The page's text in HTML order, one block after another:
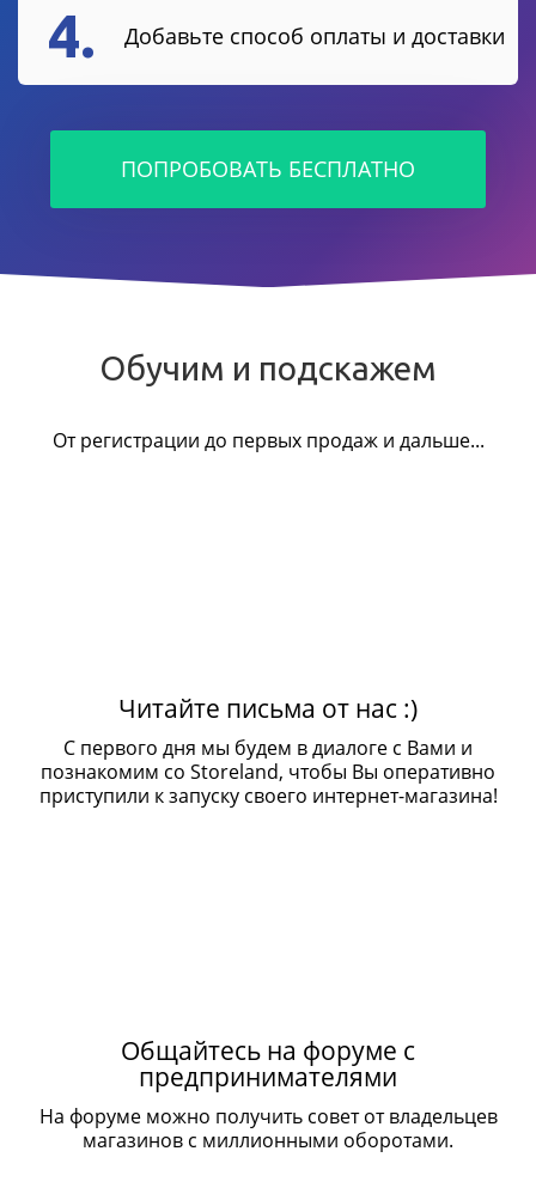
4. Добавьте способ оплаты и доставки
ПОПРОБОВАТЬ БЕСПЛАТНО
Обучим и подскажем
От регистрации до первых продаж и дальше...
Читайте письма от нас :)
С первого дня мы будем в диалоге с Вами и
познакомим со Storeland, чтобы Вы оперативно
приступили к запуску своего интернет-магазина!
Общайтесь на форуме с
предпринимателями
На форуме можно получить совет от владельцев
магазинов с миллионными оборотами.